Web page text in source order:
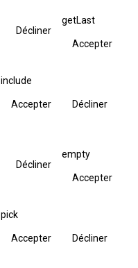
Décliner
getLast
Accepter
include
Accepter Décliner
Décliner
empty
Accepter
pick
Accepter Décliner